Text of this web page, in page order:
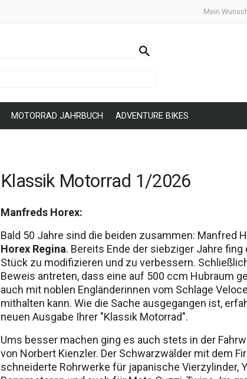
Mein
search
MOTORRAD JAHRBUCH ADVENTURE BIKES
Klassik Motorrad 1/2026
Manfreds Horex:
Bald 50 Jahre sind die beiden zusammen: Manfred
Horex Regina. Bereits Ende der siebziger Jahre fing
Stück zu modifizieren und zu verbessern.
Beweis antreten, dass eine auf 500 ccm Hubraum
auch mit noblen Engländerinnen vom Schlage
mithalten kann. Wie die Sache ausgegangen ist,
neuen Ausgabe Ihrer "Klassik Motorrad".
Ums besser machen ging es auch stets in der
von Norbert Kienzler. Der Schwarzwälder mit dem
schneiderte Rohrwerke für japanische Vierzylinder,